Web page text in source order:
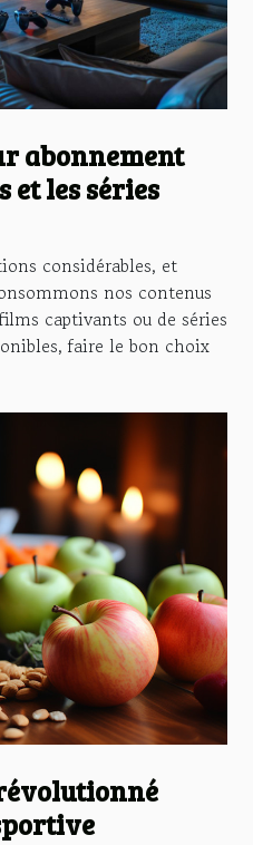
abonnement
et les séries
considérables, et
nos contenus
captivants ou de séries
faire le bon choix